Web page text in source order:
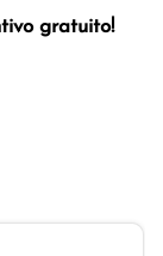
gratuito!